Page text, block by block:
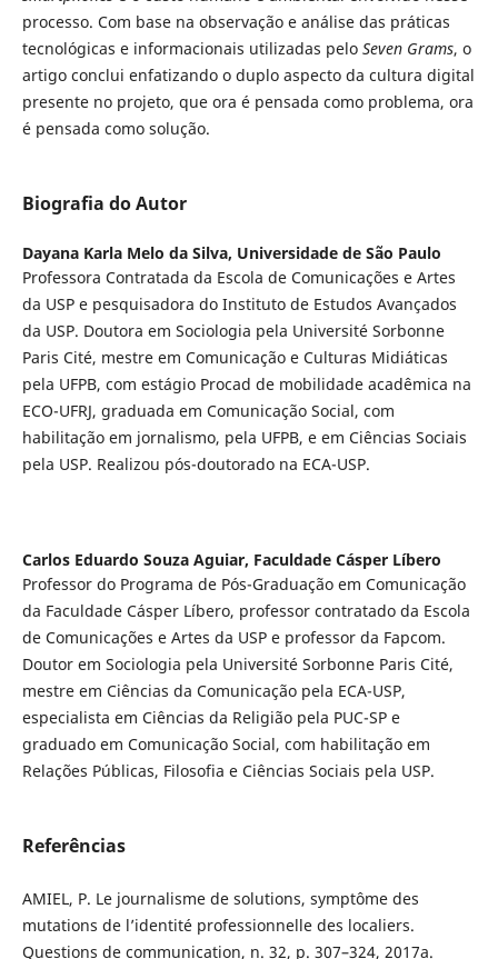
processo. Com base na observação e análise das práticas
tecnológicas e informacionais utilizadas pelo Seven Grams, o
artigo conclui enfatizando o duplo aspecto da cultura digital
presente no projeto, que ora é pensada como problema, ora
é pensada como solução.
Biografia do Autor
Dayana Karla Melo da Silva, Universidade de São Paulo
Professora Contratada da Escola de Comunicações e Artes
da USP e pesquisadora do Instituto de Estudos Avançados
da USP. Doutora em Sociologia pela Université Sorbonne
Paris Cité, mestre em Comunicação e Culturas Midiáticas
pela UFPB, com estágio Procad de mobilidade acadêmica na
ECO-UFRJ, graduada em Comunicação Social, com
habilitação em jornalismo, pela UFPB, e em Ciências Sociais
pela USP. Realizou pós-doutorado na ECA-USP.
Carlos Eduardo Souza Aguiar, Faculdade Cásper Líbero
Professor do Programa de Pós-Graduação em Comunicação
da Faculdade Cásper Líbero, professor contratado da Escola
de Comunicações e Artes da USP e professor da Fapcom.
Doutor em Sociologia pela Université Sorbonne Paris Cité,
mestre em Ciências da Comunicação pela ECA-USP,
especialista em Ciências da Religião pela PUC-SP e
graduado em Comunicação Social, com habilitação em
Relações Públicas, Filosofia e Ciências Sociais pela USP.
Referências
AMIEL, P. Le journalisme de solutions, symptôme des
mutations de l’identité professionnelle des localiers.
Questions de communication, n. 32, p. 307–324, 2017a.